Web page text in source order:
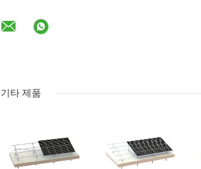
기타 제품